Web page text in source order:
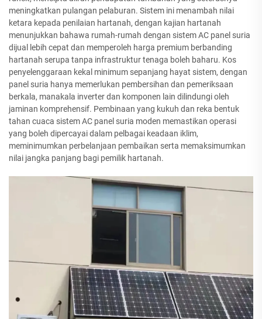
meningkatkan pulangan pelaburan. Sistem ini menambah nilai
ketara kepada penilaian hartanah, dengan kajian hartanah
menunjukkan bahawa rumah-rumah dengan sistem AC panel suria
dijual lebih cepat dan memperoleh harga premium berbanding
hartanah serupa tanpa infrastruktur tenaga boleh baharu. Kos
penyelenggaraan kekal minimum sepanjang hayat sistem, dengan
panel suria hanya memerlukan pembersihan dan pemeriksaan
berkala, manakala inverter dan komponen lain dilindungi oleh
jaminan komprehensif. Pembinaan yang kukuh dan reka bentuk
tahan cuaca sistem AC panel suria moden memastikan operasi
yang boleh dipercayai dalam pelbagai keadaan iklim,
meminimumkan perbelanjaan pembaikan serta memaksimumkan
nilai jangka panjang bagi pemilik hartanah.